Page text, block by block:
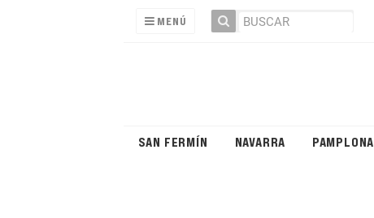
MENÚ
SAN FERMÍN NAVARRA PAMPLONA